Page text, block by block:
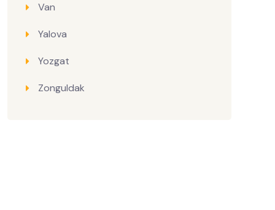
Van
Yalova
Yozgat
Zonguldak